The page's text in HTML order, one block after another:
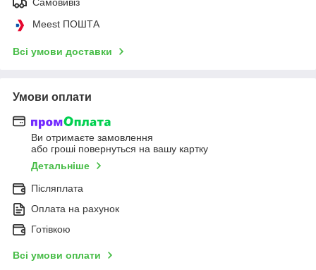
Meest ПОШТА
Всі умови доставки
Умови оплати
Ви отримаєте замовлення
або гроші повернуться на вашу картку
Детальніше
Післяплата
Оплата на рахунок
Готівкою
Всі умови оплати